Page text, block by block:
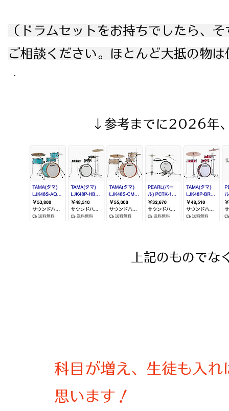
（ドラムセットをお持ちでしたら、
ご相談ください。ほとんど大抵の物
​↓参考までに2026年
上記のものでな
科目が増え、生徒も入
思います！​